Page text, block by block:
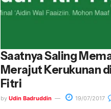
Saatnya Saling
Merajut Kerukunan
Fitri
by Udin Badruddin 19/07/2017